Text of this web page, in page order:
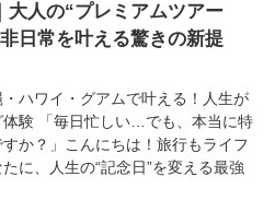
大人の“プレミアムツアー
日常を叶える驚きの新提
・ハワイ・グアムで叶える！人生が
験 「毎日忙しい…でも、本当に特
か？」こんにちは！旅行もライフ
に、人生の“記念日”を変える最強